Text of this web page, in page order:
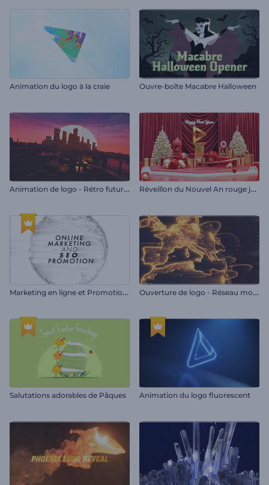
Animation du logo à la craie Ouvre-boîte Macabre Halloween
A
nimation de logo - Rétro futuriste R
éveillon du Nouvel An rouge jovial
M
arketing en ligne et Promotion SEO O
uverture de logo - Réseau mondial
Salutations adorables de Pâques Animation du logo fluorescent